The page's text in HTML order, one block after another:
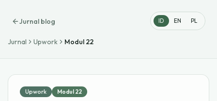
ID EN PL
Jurnal blog
Jurnal Upwork Modul 22
Upwork Modul 22